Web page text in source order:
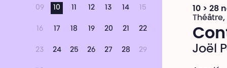
09 10 11 12 13 14 15
16 17 18 19 20 21 22
23 24 25 26 27 28 29
10 > 28
Théâtre,
Joël